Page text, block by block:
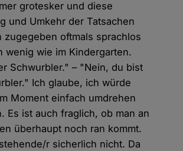
grotesker und diese
und Umkehr der Tatsachen
zugegeben oftmals sprachlos
wenig wie im Kindergarten.
Schwurbler." – "Nein, du bist
Ich glaube, ich würde
Moment einfach umdrehen
Es ist auch fraglich, ob man an
überhaupt noch ran kommt.
r sicherlich nicht. Da